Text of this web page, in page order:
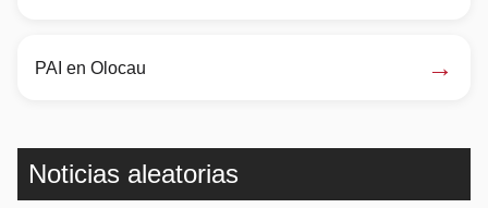
PAI en Olocau →
Noticias aleatorias